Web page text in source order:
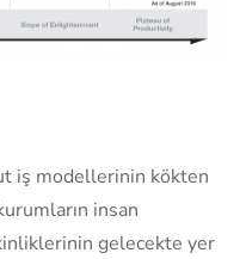
iş modellerinin kökten
insan
gelecekte yer